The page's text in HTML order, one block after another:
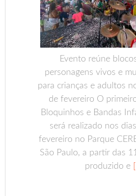
Evento reúne
personagens vivos e
para crianças e adultos
de fevereiro O
Bloquinhos e Bandas
será realizado nos
fevereiro no Parque
São Paulo, a partir das
produzido e